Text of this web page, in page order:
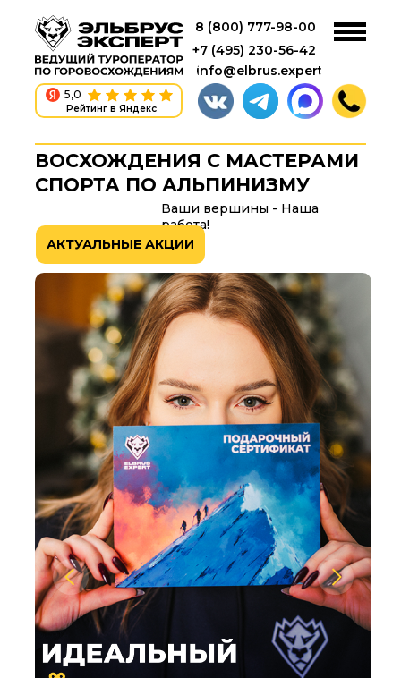
info@elbrus.expert
+7 (495) 230-56-42
8 (800) 777-98-00
5,0
Рейтинг в Яндекс
ВОСХОЖДЕНИЯ C МАСТЕРАМИ
СПОРТА ПО АЛЬПИНИЗМУ
Ваши вершины - Наша
работа!
АКТУАЛЬНЫЕ АКЦИИ